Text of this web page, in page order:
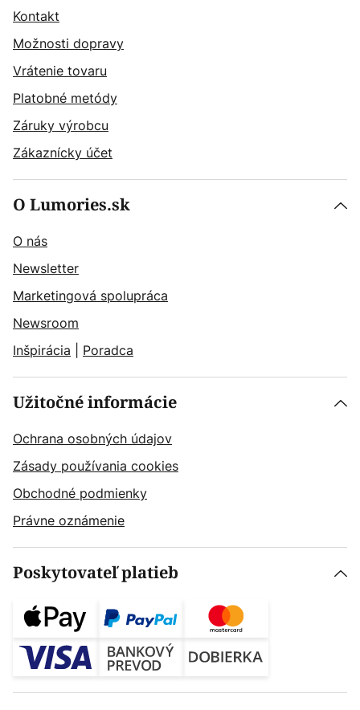
Kontakt
Možnosti dopravy
Vrátenie tovaru
Platobné metódy
Záruky výrobcu
Zákaznícky účet
O Lumories.sk
O nás
Newsletter
Marketingová spolupráca
Newsroom
Inšpirácia
Poradca
Užitočné informácie
Ochrana osobných údajov
Zásady používania cookies
Obchodné podmienky
Právne oznámenie
Poskytovateľ platieb